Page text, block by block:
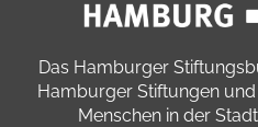
Das Hamburger
Hamburger Stiftungen
Menschen in der